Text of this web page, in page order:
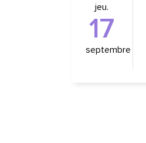
jeu.
17
septembre